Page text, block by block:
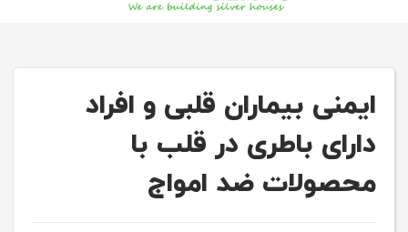
ایمنی بیماران قلبی و افراد
دارای باطری در قلب با
محصولات ضد امواج